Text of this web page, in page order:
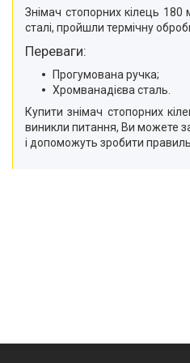
Знімач стопорних кілець
сталі, пройшли термічну
Переваги:
Прогумована ручка;
Хромванадієва сталь.
Купити знімач стопорних
виникли питання, Ви можете
і допоможуть зробити